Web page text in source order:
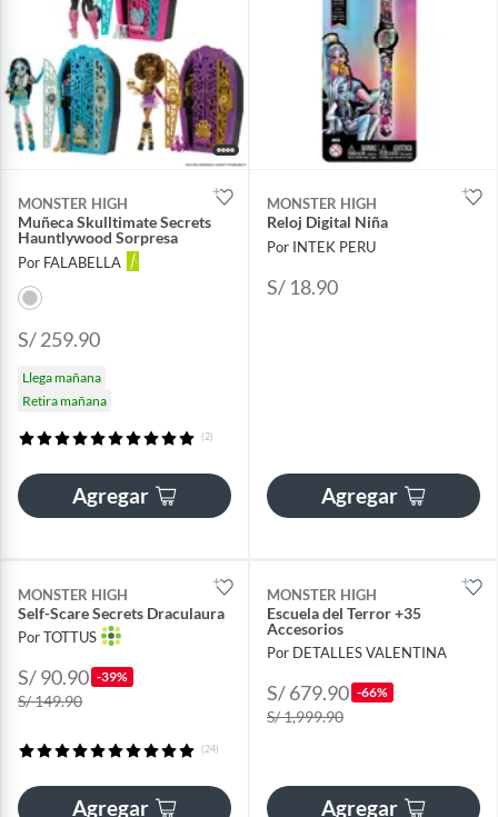
MONSTER HIGH
Muñeca Skulltimate Secrets
Hauntlywood Sorpresa
Por FALABELLA
S/ 259.90
Llega mañana
Retira mañana
(2)
Agregar
MONSTER HIGH
Reloj Digital Niña
Por INTEK PERU
S/ 18.90
Agregar
MONSTER HIGH
Self-Scare Secrets Draculaura
Por TOTTUS
S/ 90.90 -39%
S/ 149.90
(24)
Agregar
MONSTER HIGH
Escuela del Terror +35
Accesorios
Por DETALLES VALENTINA
S/ 679.90 -66%
S/ 1,999.90
Agregar